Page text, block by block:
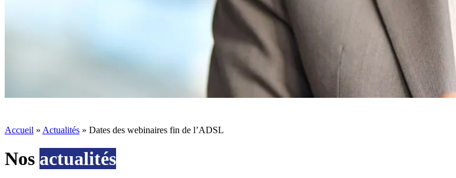
Accueil » Actualités » Dates des webinaires fin de l’ADSL
Nos actualités